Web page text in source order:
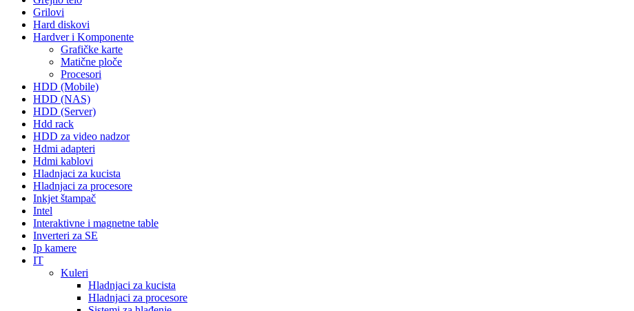
Grilovi
Hard diskovi
Hardver i Komponente
Grafičke karte
Matične ploče
Procesori
HDD (Mobile)
HDD (NAS)
HDD (Server)
Hdd rack
HDD za video nadzor
Hdmi adapteri
Hdmi kablovi
Hladnjaci za kucista
Hladnjaci za procesore
Inkjet štampač
Intel
Interaktivne i magnetne table
Inverteri za SE
Ip kamere
IT
Kuleri
Hladnjaci za kucista
Hladnjaci za procesore